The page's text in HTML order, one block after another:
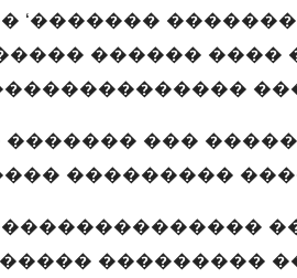
‘�������
������ ����
������� ���
���������
���������